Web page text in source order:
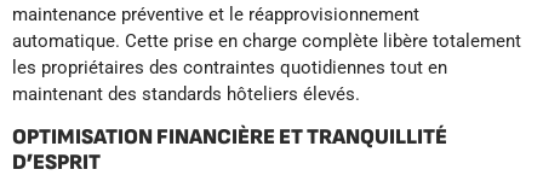
maintenance préventive et le réapprovisionnement
automatique. Cette prise en charge complète libère totalement
les propriétaires des contraintes quotidiennes tout en
maintenant des standards hôteliers élevés.
OPTIMISATION FINANCIÈRE ET TRANQUILLITÉ
D’ESPRIT